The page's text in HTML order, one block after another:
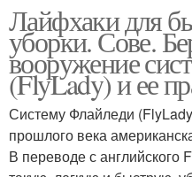
Лайфхаки для
уборки. Сове.
вооружение
(FlyLady) и ее
Систему Флайледи
прошлого века
В переводе с английского